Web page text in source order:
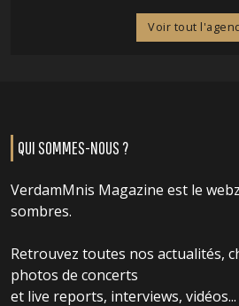
Voir tout
QUI SOMMES-NOUS ?
VerdamMnis Magazine est le
sombres.
Retrouvez toutes nos actualités,
photos de concerts
et live reports, interviews, vidéos...